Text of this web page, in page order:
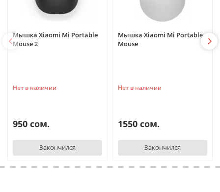
Мышка Xiaomi Mi Portable
Mouse 2
Нет в наличии
950 сом.
Закончился
Мышка Xiaomi Mi Portable
Mouse
Нет в наличии
1550 сом.
Закончился